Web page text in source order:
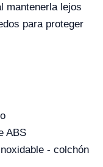
mantenerla lejos
para proteger
ABS
- colchón